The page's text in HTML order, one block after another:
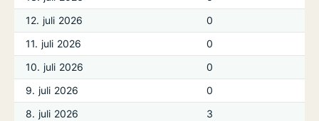
12. juli 2026
0
11. juli 2026
0
10. juli 2026
0
9. juli 2026
0
8. juli 2026
3